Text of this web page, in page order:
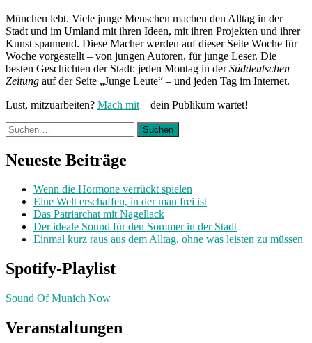
München lebt. Viele junge Menschen machen den Alltag in der
Stadt und im Umland mit ihren Ideen, mit ihren Projekten und ihrer
Kunst spannend. Diese Macher werden auf dieser Seite Woche für
Woche vorgestellt – von jungen Autoren, für junge Leser. Die
besten Geschichten der Stadt: jeden Montag in derSüddeutschen
Zeitung auf der Seite „Junge Leute“ – und jeden Tag im Internet.
Lust, mitzuarbeiten? Mach mit – dein Publikum wartet!
Suchen
nach:
Neueste Beiträge
Wenn die Hormone verrückt spielen
Eine Welt erschaffen, in der man frei ist
Das Patriarchat mit Nagellack
Der ideale Sound für den Sommer in der Stadt
Einmal kurz raus aus dem Alltag, ohne was leisten zu müssen
Spotify-Playlist
Sound Of Munich Now
Veranstaltungen